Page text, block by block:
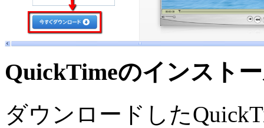
QuickTimeのインスト
ダウンロードした